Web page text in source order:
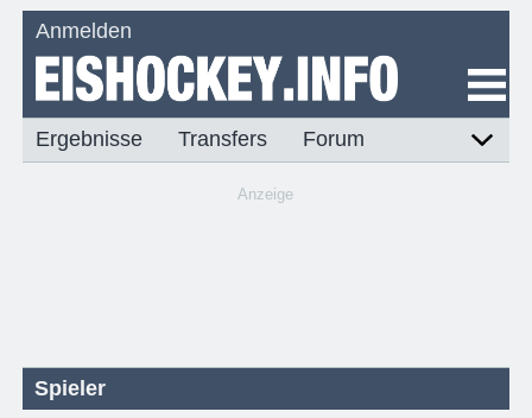
Anmelden
Ergebnisse Transfers Forum
Anzeige
Spieler